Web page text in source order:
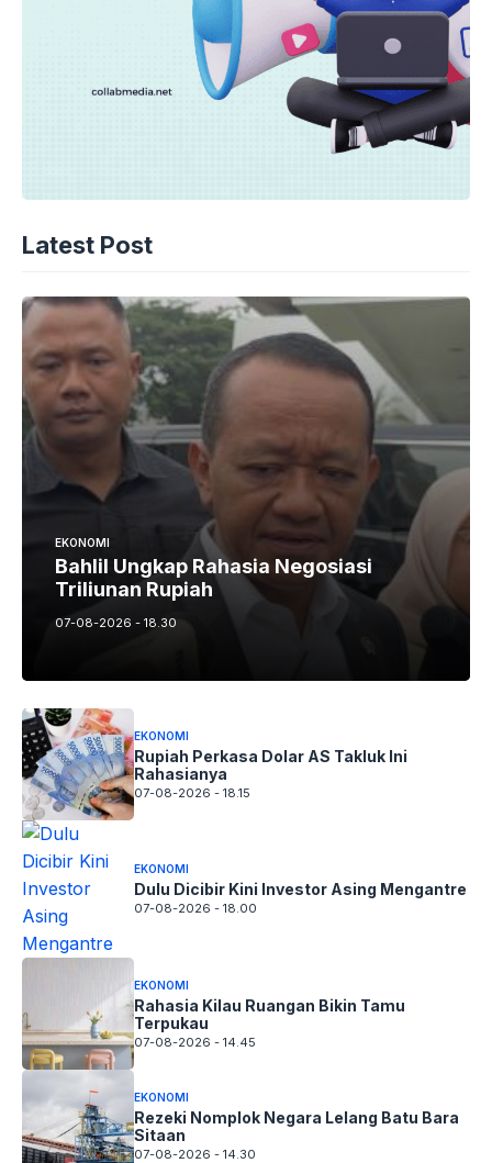
Latest Post
EKONOMI
Bahlil Ungkap Rahasia Negosiasi
Triliunan Rupiah
07-08-2026 - 18.30
EKONOMI
Rupiah Perkasa Dolar AS Takluk Ini
Rahasianya
07-08-2026 - 18.15
EKONOMI
Dulu Dicibir Kini Investor Asing Mengantre
07-08-2026 - 18.00
EKONOMI
Rahasia Kilau Ruangan Bikin Tamu
Terpukau
07-08-2026 - 14.45
EKONOMI
Rezeki Nomplok Negara Lelang Batu Bara
Sitaan
07-08-2026 - 14.30